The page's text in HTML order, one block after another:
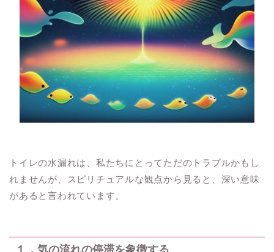
トイレの水漏れは、私たちにとってただのトラブルかもし
れませんが、スピリチュアルな観点から見ると、深い意味
があると言われています。
１．気の流れの停滞を象徴する